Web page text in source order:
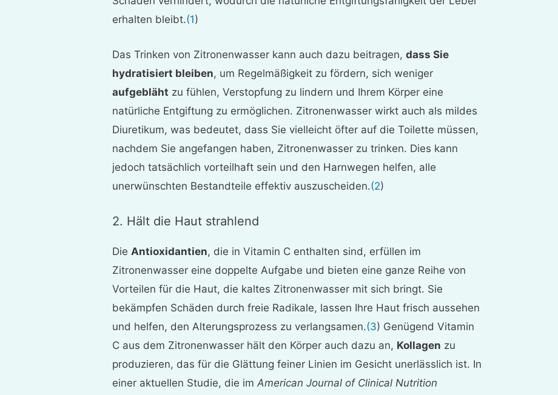
erhalten bleibt.(1)
Das Trinken von Zitronenwasser kann auch dazu beitragen,dass Sie
hydratisiert bleiben, um Regelmäßigkeit zu fördern, sich weniger
aufgebläht zu fühlen, Verstopfung zu lindern und Ihrem Körper eine
natürliche Entgiftung zu ermöglichen. Zitronenwasser wirkt auch als mildes
Diuretikum, was bedeutet, dass Sie vielleicht öfter auf die Toilette müssen,
nachdem Sie angefangen haben, Zitronenwasser zu trinken. Dies kann
jedoch tatsächlich vorteilhaft sein und den Harnwegen helfen, alle
unerwünschten Bestandteile effektiv auszuscheiden.(2)
2. Hält die Haut strahlend
DieAntioxidantien, die in Vitamin C enthalten sind, erfüllen im
Zitronenwasser eine doppelte Aufgabe und bieten eine ganze Reihe von
Vorteilen für die Haut, die kaltes Zitronenwasser mit sich bringt. Sie
bekämpfen Schäden durch freie Radikale, lassen Ihre Haut frisch aussehen
und helfen, den Alterungsprozess zu verlangsamen.(3) Genügend Vitamin
C aus dem Zitronenwasser hält den Körper auch dazu an, Kollagen zu
produzieren, das für die Glättung feiner Linien im Gesicht unerlässlich ist. In
einer aktuellen Studie, die imAmerican Journal of Clinical Nutrition